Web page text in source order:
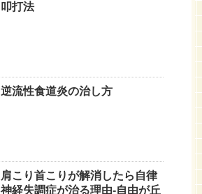
叩打法
逆流性食道炎の治し方
肩こり首こりが解消したら自律
神経失調症が治る理由-自由が丘